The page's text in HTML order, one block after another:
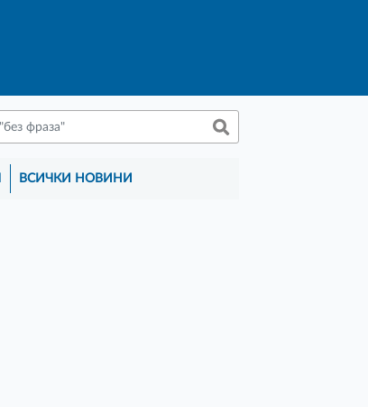
ВСИЧКИ НОВИНИ